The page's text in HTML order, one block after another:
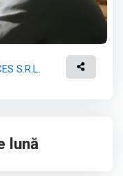
S.R.L.
lună